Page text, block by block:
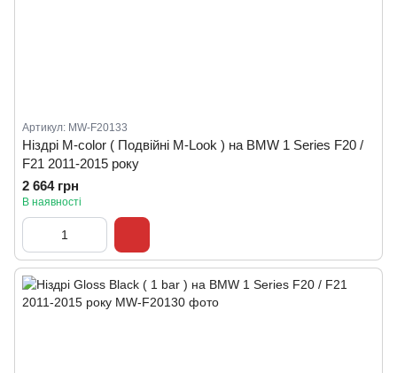
Артикул: MW-F20133
Ніздрі M-color ( Подвійні M-Look ) на BMW 1 Series F20 /
F21 2011-2015 року
2 664 грн
В наявності